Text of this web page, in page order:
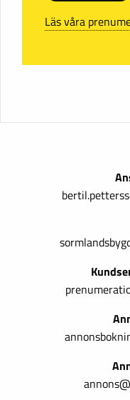
Läs våra